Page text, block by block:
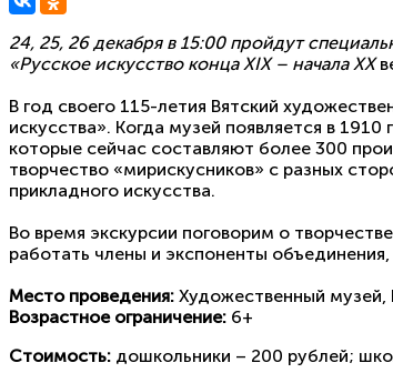
24, 25, 26 декабря в 15:00 пройдут
«Русское искусство конца XIX – начала XX
В год своего 115-летия Вятский
искусства». Когда музей появляется в
которые сейчас составляют более 300
творчество «мирискусников» с разных
прикладного искусства.
Во время экскурсии поговорим о
работать члены и экспоненты
Место проведения: Художественный музей,
Возрастное ограничение: 6+
Стоимость: дошкольники – 200 рублей;